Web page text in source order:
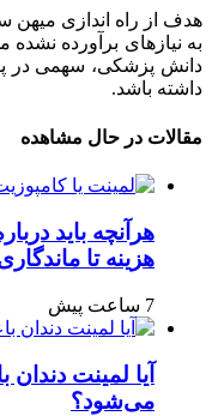
هدف از راه اندازی
به نیازهای برآورده
دانش پزشکی، سهمی در
داشته باشد.
مقالات در حال مشاهده
هرآنچه باید
هزینه تا
7 ساعت پیش
آیا لمینت
می‌شود؟